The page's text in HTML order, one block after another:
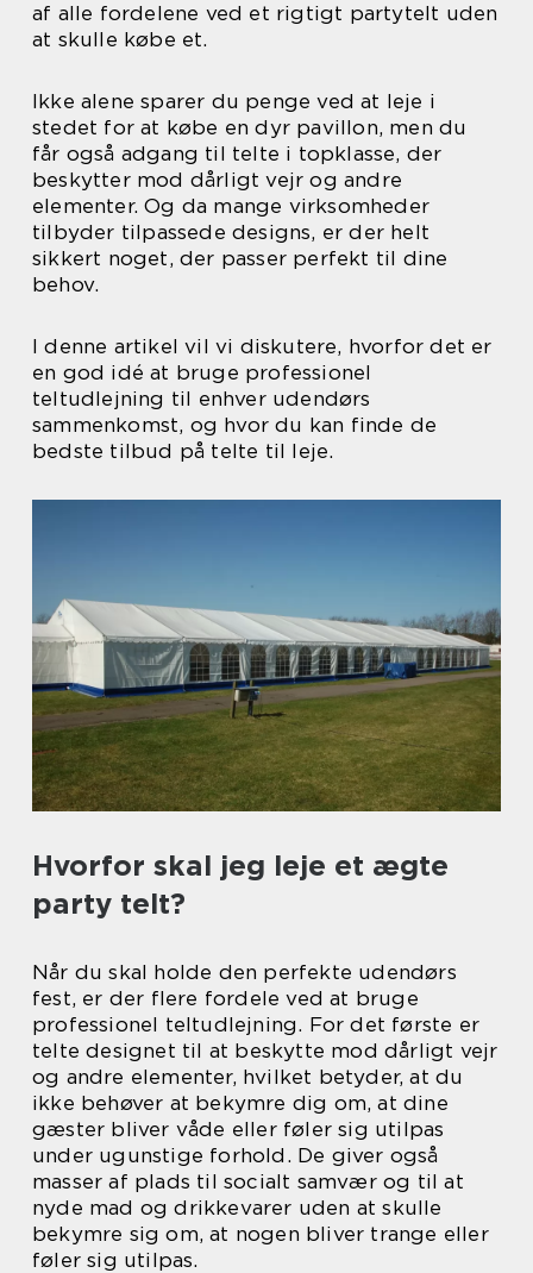
af alle fordelene ved et rigtigt partytelt uden
at skulle købe et.
Ikke alene sparer du penge ved at leje i
stedet for at købe en dyr pavillon, men du
får også adgang til telte i topklasse, der
beskytter mod dårligt vejr og andre
elementer. Og da mange virksomheder
tilbyder tilpassede designs, er der helt
sikkert noget, der passer perfekt til dine
behov.
I denne artikel vil vi diskutere, hvorfor det er
en god idé at bruge professionel
teltudlejning til enhver udendørs
sammenkomst, og hvor du kan finde de
bedste tilbud på telte til leje.
Hvorfor skal jeg leje et ægte
party telt?
Når du skal holde den perfekte udendørs
fest, er der flere fordele ved at bruge
professionel teltudlejning. For det første er
telte designet til at beskytte mod dårligt vejr
og andre elementer, hvilket betyder, at du
ikke behøver at bekymre dig om, at dine
gæster bliver våde eller føler sig utilpas
under ugunstige forhold. De giver også
masser af plads til socialt samvær og til at
nyde mad og drikkevarer uden at skulle
bekymre sig om, at nogen bliver trange eller
føler sig utilpas.